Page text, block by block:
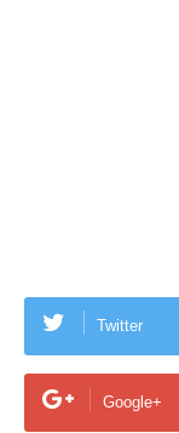
Twitter
Google+